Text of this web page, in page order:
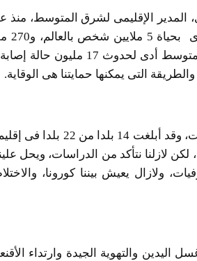
المدير الإقليمى لشرق المتوسط،
العالم، موضحا أنه فى إقليم
التى يمكنها حمايتنا هى الوقاية.
وقال يتميز فصل الشتاء
لازلنا نتأكد من الدراسات، ويحل
ولازال يعيش بيننا كورونا،
اليدين والتهوية الجيدة وارتداء